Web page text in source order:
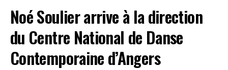
Noé Soulier arrive à la direction
du Centre National de Danse
Contemporaine d’Angers